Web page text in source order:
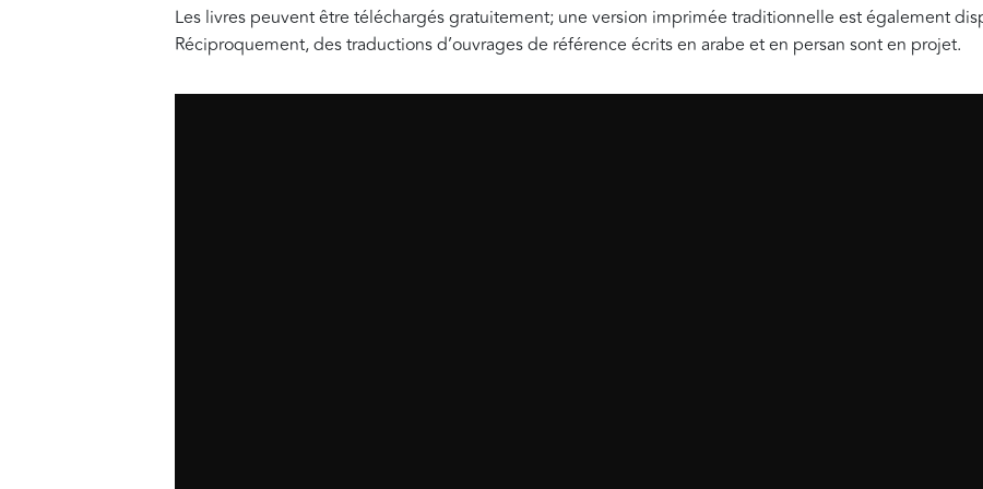
Les livres peuvent être téléchargés gratuitement; une version imprimée traditionnelle est également
Réciproquement, des traductions d’ouvrages de référence écrits en arabe et en persan sont en projet.